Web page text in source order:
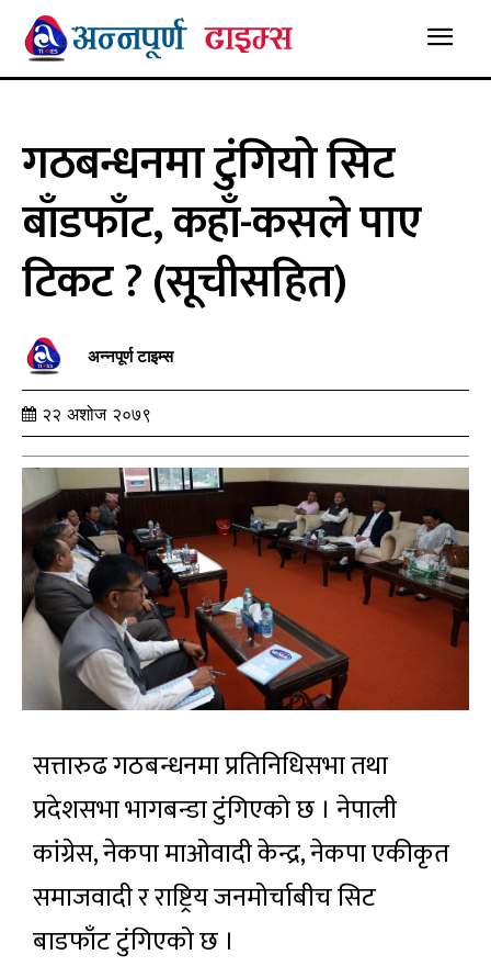
गठबन्धनमा टुंगियो सिट
बाँडफाँट, कहाँ-कसले पाए
टिकट ? (सूचीसहित)
अन्नपूर्ण टाइम्स
२२ अशोज २०७९
सत्तारुढ गठबन्धनमा प्रतिनिधिसभा तथा
प्रदेशसभा भागबन्डा टुंगिएको छ । नेपाली
कांग्रेस, नेकपा माओवादी केन्द्र, नेकपा एकीकृत
समाजवादी र राष्ट्रिय जनमोर्चाबीच सिट
बाडफाँट टुंगिएको छ ।